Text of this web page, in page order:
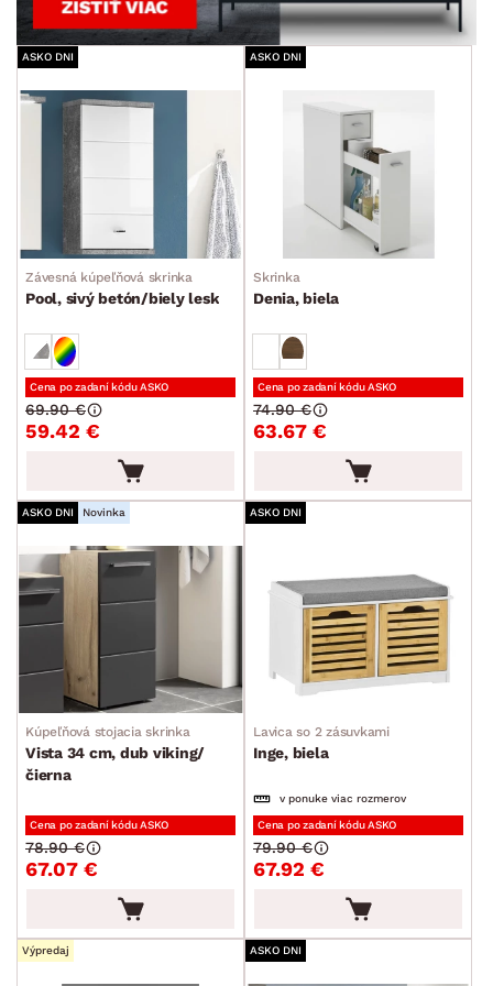
ASKO DNI
Závesná kúpeľňová skrinka
Pool, sivý betón/biely lesk
Cena po zadaní kódu ASKO
59.42 €
69.90 €
ASKO DNI
Skrinka
Denia, biela
Cena po zadaní kódu ASKO
63.67 €
74.90 €
ASKO DNI Novinka
Kúpeľňová stojacia skrinka
Vista 34 cm, dub viking/
čierna
Cena po zadaní kódu ASKO
67.07 €
78.90 €
ASKO DNI
Lavica so 2 zásuvkami
Inge, biela
v ponuke viac rozmerov
Cena po zadaní kódu ASKO
67.92 €
79.90 €
Výpredaj ASKO DNI